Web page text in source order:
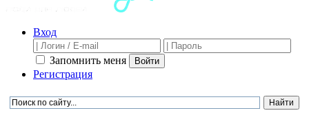
Вход
Запомнить меня Войти
Регистрация